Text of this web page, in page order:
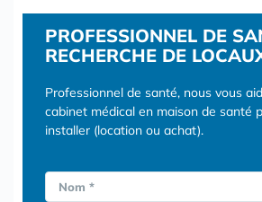
PROFESSIONNEL DE
RECHERCHE DE
Professionnel de santé, nous vous
cabinet médical en maison de santé
installer (location ou achat).
Nom *